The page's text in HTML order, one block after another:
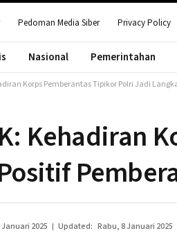
Pedoman Media Siber Privacy Policy
Nasional Pemerintahan
Korps Pemberantas Tipikor Polri Jadi
Kehadiran
2025 Updated: Rabu, 8 Januari 2025